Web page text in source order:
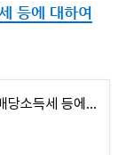
등에 대하여
배당투자 - 배당주, 배당일, 배당소득세 등에 대하여 알아보자